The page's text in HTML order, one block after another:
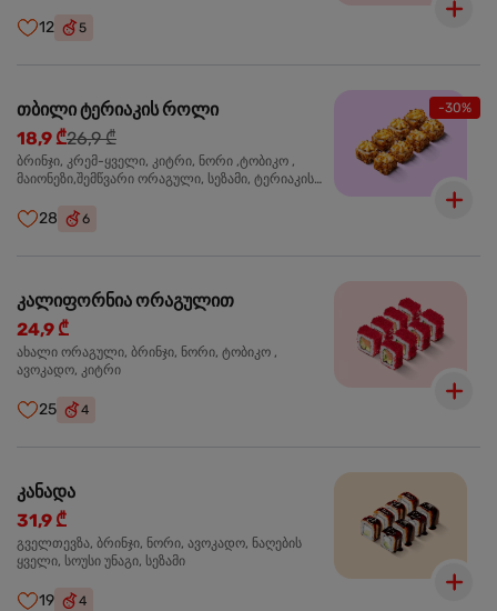
12 5
-30%
თბილი ტერიაკის როლი
18,9 ₾26,9 ₾
ბრინჯი, კრემ-ყველი, კიტრი, ნორი ,ტობიკო ,
მაიონეზი,შემწვარი ორაგული, სეზამი, ტერიაკის
28 6
კალიფორნია ორაგულით
24,9 ₾
ახალი ორაგული, ბრინჯი, ნორი, ტობიკო ,
ავოკადო, კიტრი
25 4
კანადა
31,9 ₾
გველთევზა, ბრინჯი, ნორი, ავოკადო, ნაღების
ყველი, სოუსი უნაგი, სეზამი
19 4